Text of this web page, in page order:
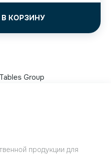
КОРЗИНУ
Group
продукции для